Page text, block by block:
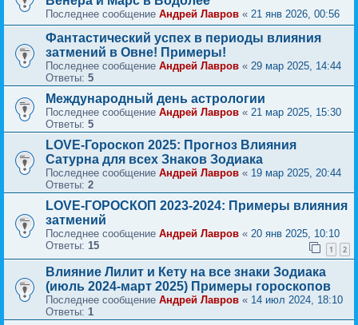
Последнее сообщение Андрей Лавров « 21 янв 2026, 00:56
Фантастический успех в периоды влияния
затмений в Овне! Примеры!
Последнее сообщение Андрей Лавров « 29 мар 2025, 14:44
Ответы: 5
Международный день астрологии
Последнее сообщение Андрей Лавров « 21 мар 2025, 15:30
Ответы: 5
LOVE-Гороскоп 2025: Прогноз Влияния
Сатурна для всех Знаков Зодиака
Последнее сообщение Андрей Лавров « 19 мар 2025, 20:44
Ответы: 2
LOVE-ГОРОСКОП 2023-2024: Примеры влияния
затмений
Последнее сообщение Андрей Лавров « 20 янв 2025, 10:10
Ответы: 15 1 2
Влияние Лилит и Кету на все знаки Зодиака
(июль 2024-март 2025) Примеры гороскопов
Последнее сообщение Андрей Лавров « 14 июл 2024, 18:10
Ответы: 1